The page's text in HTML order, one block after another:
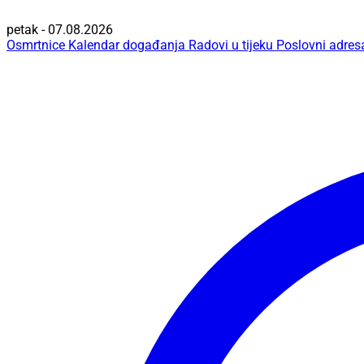
petak - 07.08.2026
Osmrtnice Kalendar događanja Radovi u tijeku Poslovni